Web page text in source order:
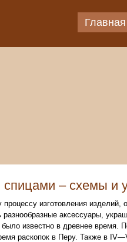
Главная
– схемы и
процессу изготовления
аксессуары,
известно в древнее время.
раскопок в Перу. Также в